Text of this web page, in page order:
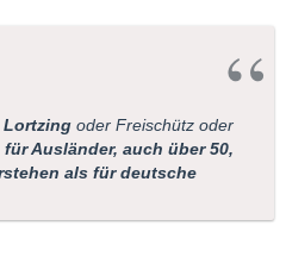
Lortzing oder Freischütz oder
Ausländer, auch über 50,
als für deutsche